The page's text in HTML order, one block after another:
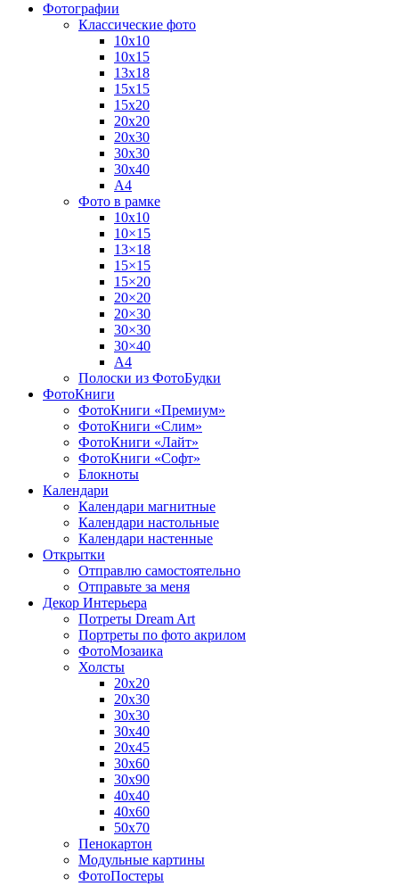
Фотографии
Классические фото
10х10
10х15
13х18
15х15
15х20
20х20
20х30
30х30
30х40
А4
Фото в рамке
10х10
10×15
13×18
15×15
15×20
20×20
20×30
30×30
30×40
A4
Полоски из ФотоБудки
ФотоКниги
ФотоКниги «Премиум»
ФотоКниги «Слим»
ФотоКниги «Лайт»
ФотоКниги «Софт»
Блокноты
Календари
Календари магнитные
Календари настольные
Календари настенные
Открытки
Отправлю самостоятельно
Отправьте за меня
Декор Интерьера
Потреты Dream Art
Портреты по фото акрилом
ФотоМозаика
Холсты
20х20
20х30
30х30
30х40
20х45
30х60
30х90
40х40
40х60
50х70
Пенокартон
Модульные картины
ФотоПостеры